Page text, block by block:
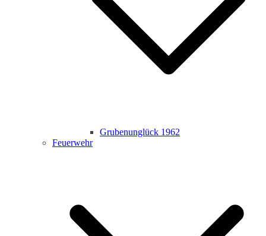
Grubenunglück 1962
Feuerwehr